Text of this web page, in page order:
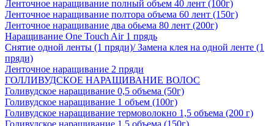
Ленточное наращивание полный объем 40 лент (100г)
Ленточное наращивание полтора объема 60 лент (150г)
Ленточное наращивание два обьема 80 лент (200г)
Наращивание One Touch Air 1 прядь
Снятие одной ленты (1 пряди)/ Замена клея на одной ленте (1
пряди)
Ленточное наращивание 2 пряди
ГОЛЛИВУДСКОЕ НАРАЩИВАНИЕ ВОЛОС
Голивудское наращивание 0,5 объема (50г)
Голивудское наращивание 1 объем (100г)
Голивудское наращивание термоволокно 1,5 объема (200 г)
Голивудское наращивание 1,5 объема (150г)